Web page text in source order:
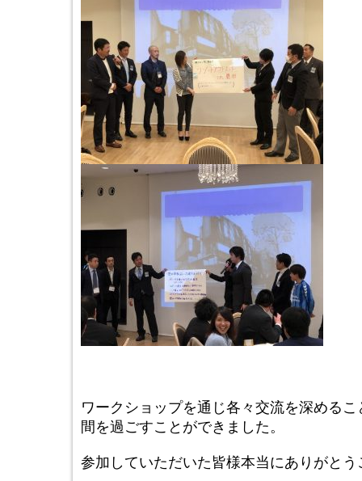
ワークショップを通じ各々交流を深める
間を過ごすことができました。
参加していただいた皆様本当にありがと